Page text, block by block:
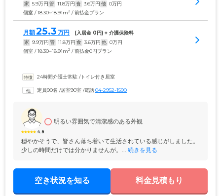
家 5.9万円 管 11.8万円 食 3.6万円 他 0万円
個室 / 18.30~18.91m2 / 前払金プラン
月額25.3 万円 (入居金 0円) + 介護保険料
家 9.9万円 管 11.8万円 食 3.6万円 他 0万円
個室 / 18.30~18.91m2 / 前払金0円プラン
24時間介護士常駐 /トイレ付き居室
定員90名 /居室90室 /電話04-2952-1590
4.8
明るい雰囲気で清潔感のある外観
穏やかそうで、皆さん落ち着いて生活されている感じがしました。
少しの時間だけでは分かりませんが。... 続きを見る
空き状況を知る 料金見積もり